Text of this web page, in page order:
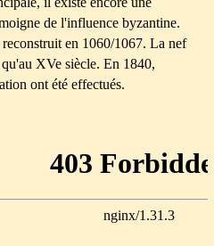
de l'influence byzantine.
en 1060/1067. La nef
XVe siècle. En 1840,
ont été effectués.